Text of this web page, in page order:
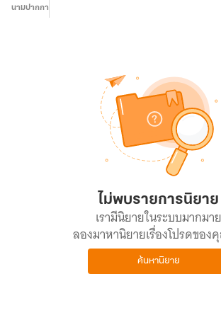
นามปากกา
ไม่พบรายการนิยาย
เรามีนิยายในระบบมากมาย
ลองมาหานิยายเรื่องโปรดขอ
ค้นหานิยาย